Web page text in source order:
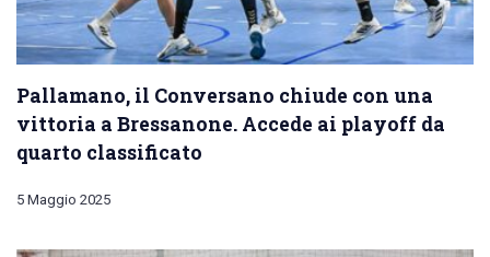
Pallamano, il Conversano chiude con una
vittoria a Bressanone. Accede ai playoff da
quarto classificato
5 Maggio 2025